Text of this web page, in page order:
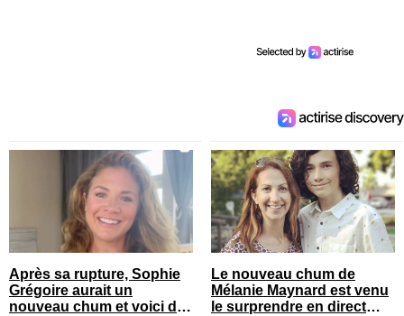
Après sa rupture, Sophie
Grégoire aurait un
nouveau chum et voici de
Le nouveau chum de
Mélanie Maynard est venu
le surprendre en direct